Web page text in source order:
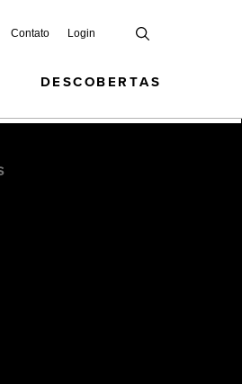
Contato Login
DESCOBERTAS